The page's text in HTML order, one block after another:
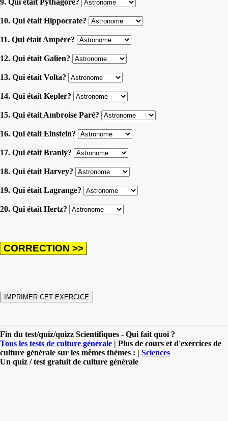
10. Qui était Hippocrate?
11. Qui était Ampère?
12. Qui était Galien?
13. Qui était Volta?
14. Qui était Kepler?
15. Qui était Ambroise Paré?
16. Qui était Einstein?
17. Qui était Branly?
18. Qui était Harvey?
19. Qui était Lagrange?
20. Qui était Hertz?
Fin du test/quiz/quizz Scientifiques - Qui fait quoi ?
Tous les tests de culture générale | Plus de cours et d'exercices de
culture générale sur les mêmes thèmes : | Sciences
Un quiz / test gratuit de culture générale